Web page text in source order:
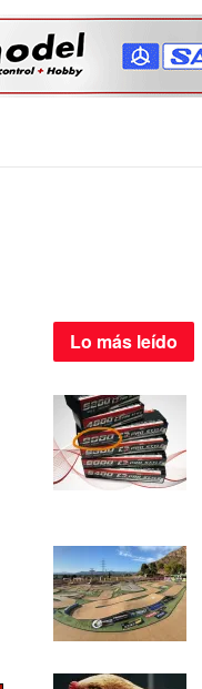
Lo más leído